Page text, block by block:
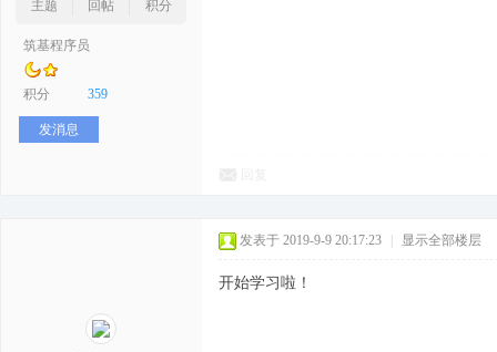
主题 回帖 积分
筑基程序员
积分 359
发消息
发表于 2019-9-9 20:17:23 显示全部楼层
开始学习啦！